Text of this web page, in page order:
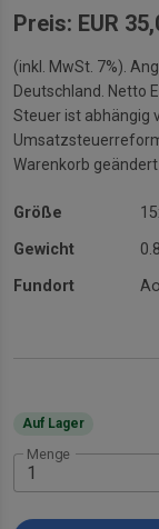
Preis: EUR
(inkl. MwSt. 7%).
Deutschland. Netto
Steuer ist abhängig
Warenkorb
Größe
Gewicht
Fundort
Auf Lager
Menge